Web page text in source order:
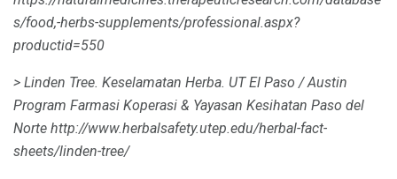
s/food,-herbs-supplements/professional.aspx?
productid=550
> Linden Tree. Keselamatan Herba. UT El Paso / Austin
Program Farmasi Koperasi & Yayasan Kesihatan Paso del
Norte http://www.herbalsafety.utep.edu/herbal-fact-
sheets/linden-tree/